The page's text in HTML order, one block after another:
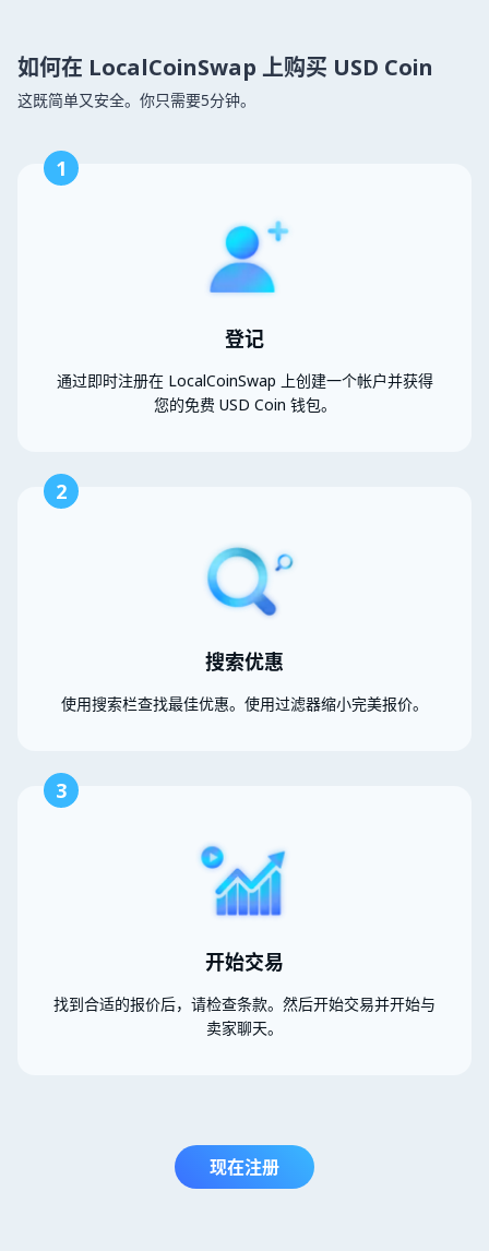
如何在 LocalCoinSwap 上购买 USD Coin
这既简单又安全。你只需要5分钟。
1
登记
通过即时注册在 LocalCoinSwap 上创建一个帐户并获得
您的免费 USD Coin 钱包。
2
搜索优惠
使用搜索栏查找最佳优惠。使用过滤器缩小完美报价。
3
开始交易
找到合适的报价后，请检查条款。然后开始交易并开始与
卖家聊天。
现在注册